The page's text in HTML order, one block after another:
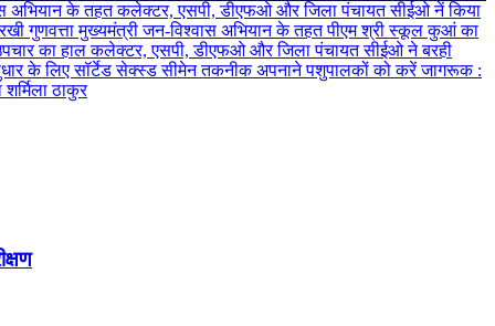
अभियान के तहत कलेक्टर, एसपी, डीएफओ और जिला पंचायत सीईओ नें किया
मुख्यमंत्री जन-विश्वास अभियान के तहत पीएम श्री स्कूल कुआं का
कलेक्टर, एसपी, डीएफओ और जिला पंचायत सीईओ ने बरही
के लिए सॉर्टेड सेक्स्ड सीमेन तकनीक अपनाने पशुपालकों को करें जागरूक :
ठाकुर